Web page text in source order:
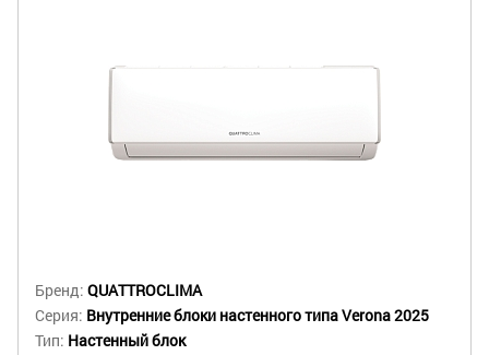
Бренд: QUATTROCLIMA
Серия: Внутренние блоки настенного типа Verona 2025
Тип: Настенный блок